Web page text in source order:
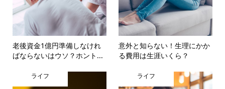
老後資金1億円準備しなけれ
ばならないはウソ？ホント...
意外と知らない！生理にかか
る費用は生涯いくら？
ライフ ライフ